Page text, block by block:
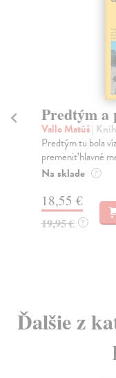
Predtým a
Vallo Matúš|
Predtým tu bola
premeniť hlavné
Na sklade ?
18,55 €
19,95 € ?
Ďalšie z